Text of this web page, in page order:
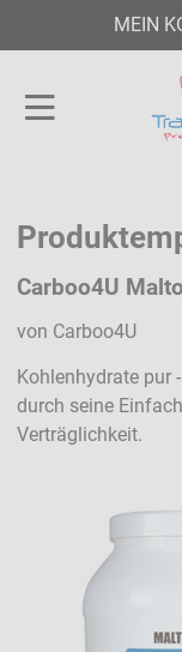
MEIN
Carboo4U
von Carboo4U
Kohlenhydrate pur
durch seine
Verträglichkeit.